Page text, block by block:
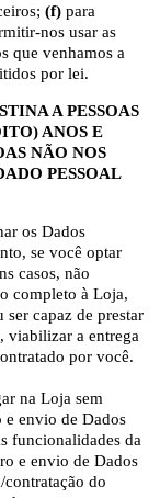
(f) para
nos usar as
que venhamos a
por lei.
A PESSOAS
ANOS E
NÃO NOS
PESSOAL
os Dados
se você optar
casos, não
completo à Loja,
ser capaz de prestar
viabilizar a entrega
por você.
na Loja sem
e envio de Dados
funcionalidades da
e envio de Dados
do